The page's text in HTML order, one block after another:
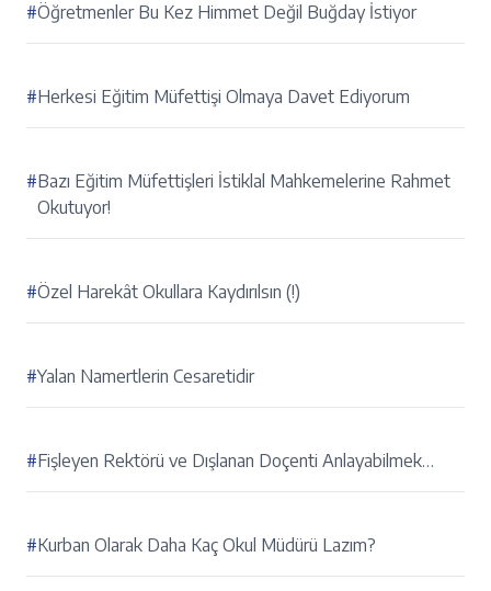
#Öğretmenler Bu Kez Himmet Değil Buğday İstiyor
#Herkesi Eğitim Müfettişi Olmaya Davet Ediyorum
#Bazı Eğitim Müfettişleri İstiklal Mahkemelerine Rahmet
Okutuyor!
#Özel Harekât Okullara Kaydırılsın (!)
#Yalan Namertlerin Cesaretidir
#Fişleyen Rektörü ve Dışlanan Doçenti Anlayabilmek…
#Kurban Olarak Daha Kaç Okul Müdürü Lazım?